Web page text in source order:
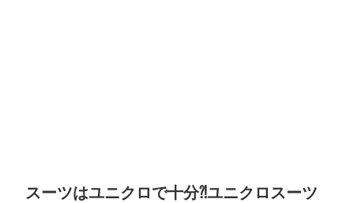
スーツはユニクロで十分⁈ユニクロスーツ